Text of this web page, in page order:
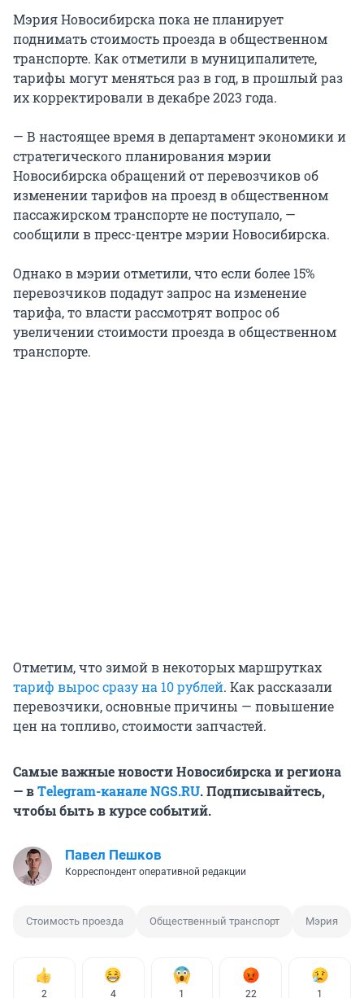
Мэрия Новосибирска пока не планирует
поднимать стоимость проезда в общественном
транспорте. Как отметили в муниципалитете,
тарифы могут меняться раз в год, в прошлый раз
их корректировали в декабре 2023 года.
— В настоящее время в департамент экономики и
стратегического планирования мэрии
Новосибирска обращений от перевозчиков об
изменении тарифов на проезд в общественном
пассажирском транспорте не поступало, —
сообщили в пресс-центре мэрии Новосибирска.
Однако в мэрии отметили, что если более 15%
перевозчиков подадут запрос на изменение
тарифа, то власти рассмотрят вопрос об
увеличении стоимости проезда в общественном
транспорте.
Отметим, что зимой в некоторых маршрутках
тариф вырос сразу на 10 рублей. Как рассказали
перевозчики, основные причины — повышение
цен на топливо, стоимости запчастей.
Самые важные новости Новосибирска и региона
— вТelegram-каналеNGS.RU. Подписывайтесь,
чтобы быть в курсе событий.
Павел Пешков
Корреспондент оперативной редакции
Стоимость проезда Общественный транспорт Мэрия
2 4 1 22 1